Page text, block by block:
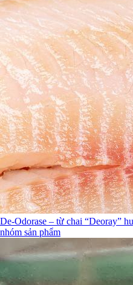
De-Odorase – từ chai “Deoray”
nhóm sản phẩm